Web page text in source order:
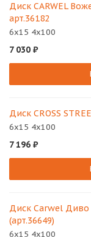
Диск CARWEL
арт.36182
6x15 4x100
7 030 ₽
Диск CROSS
6x15 4x100
7 196 ₽
Диск Carwel Диво
(арт.36649)
6x15 4x100